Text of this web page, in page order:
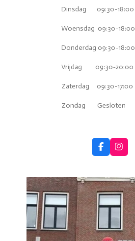
Dinsdag 09:30-18:00
Woensdag 09:30-18:00
Donderdag 09:30-18:00
Vrijdag 09:30-20:00
Zaterdag 09:30-17:00
Zondag Gesloten
F
a
b
o
o
k
I
n
a
g
r
a